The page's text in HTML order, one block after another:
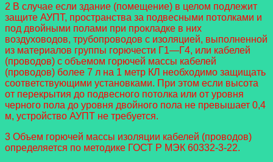
2 В случае если здание (помещение) в целом подлежит
защите АУПТ, пространства за подвесными потолками и
под двойными полами при прокладке в них
воздуховодов, трубопроводов с изоляцией, выполненной
из материалов группы горючести Г1—Г4, или кабелей
(проводов) с объемом горючей массы кабелей
(проводов) более 7 л на 1 метр КЛ необходимо защищать
соответствующими установками. При этом если высота
от перекрытия до подвесного потолка или от уровня
черного пола до уровня двойного пола не превышает 0,4
м, устройство АУПТ не требуется.
3 Объем горючей массы изоляции кабелей (проводов)
определяется по методике ГОСТ Р МЭК 60332-3-22.